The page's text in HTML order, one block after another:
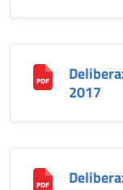
2017